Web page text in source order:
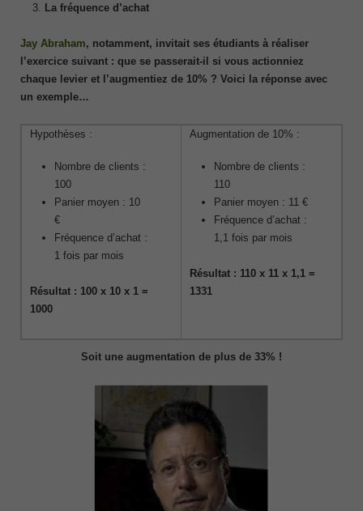
La fréquence d’achat
Jay Abraham, notamment, invitait ses étudiants à réaliser
l’exercice suivant : que se passerait-il si vous actionniez
chaque levier et l’augmentiez de 10% ? Voici la réponse avec
un exemple…
Hypothèses :
Nombre de clients :
100
Panier moyen : 10
€
Fréquence d’achat :
1 fois par mois
Résultat : 100 x 10 x 1 =
1000
Augmentation de 10% :
Nombre de clients :
110
Panier moyen : 11 €
Fréquence d’achat :
1,1 fois par mois
Résultat : 110 x 11 x 1,1 =
1331
Soit une augmentation de plus de 33% !